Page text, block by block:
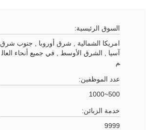
السوق الرئيسية:
امريكا الشمالية , شرق أوروبا , جنوب شرق
آسيا , الشرق الأوسط , في جميع أنحاء العال
م
عدد الموظفين:
500~1000
خدمة الزبائن:
9999